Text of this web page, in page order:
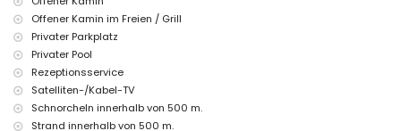
Warmluftheizung und Klimaanlage
Einrichtungen und Dienstleistungen gegen Aufpreis
Flughafendienst
Kochservice, Wäscheservice und Babysitterservice
Poolheizung
Zusatzbett und Kinderbetten (auf Anfrage)
Unterhaltungs- und Freizeitaktivitäten für Ihren Urlaub in
Offener Kamin im Freien / Grill
Privater Parkplatz
Privater Pool
Rezeptionsservice
Satelliten-/Kabel-TV
Schnorcheln innerhalb von 500 m.
Strand innerhalb von 500 m.